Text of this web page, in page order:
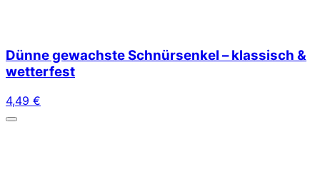
Dünne gewachste Schnürsenkel – klassisch &
wetterfest
4,49 €